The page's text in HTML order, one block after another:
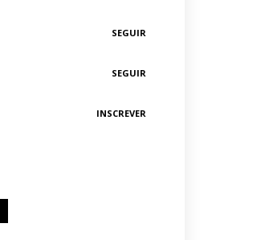
SEGUIR
SEGUIR
INSCREVER